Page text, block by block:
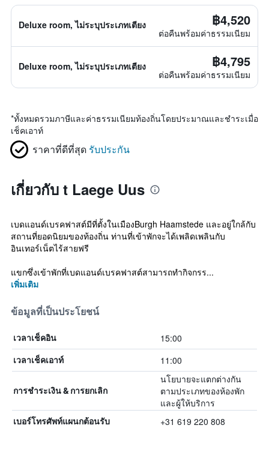
Deluxe room, ไม่ระบุประเภทเตียง ฿4,520
ต่อคืนพร้อมค่าธรรมเนียม
Deluxe room, ไม่ระบุประเภทเตียง ฿4,795
ต่อคืนพร้อมค่าธรรมเนียม
*ทั้งหมดรวมภาษีและค่าธรรมเนียมท้องถิ่นโดยประมาณและชำระเมื่อ
เช็คเอาท์
ราคาที่ดีที่สุด รับประกัน
เกี่ยวกับ t Laege Uus
เบดแอนด์เบรคฟาสต์มีที่ตั้งในเมืองBurgh Haamstede และอยู่ใกล้กับ
สถานที่ยอดนิยมของท้องถิ่น ท่านที่เข้าพักจะได้เพลิดเพลินกับ
อินเทอร์เน็ตไร้สายฟรี
แขกซึ่งเข้าพักที่เบดแอนด์เบรคฟาสต์สามารถทำกิจกรร...
เพิ่มเติม
ข้อมูลที่เป็นประโยชน์
เวลาเช็คอิน 15:00
เวลาเช็คเอาท์ 11:00
การชำระเงิน & การยกเลิก
นโยบายจะแตกต่างกัน
ตามประเภทของห้องพัก
และผู้ให้บริการ
เบอร์โทรศัพท์แผนกต้อนรับ +31 619 220 808